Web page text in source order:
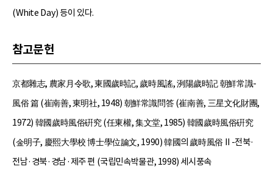
(White Day) 등이 있다.
참고문헌
京都雜志, 農家月令歌, 東國歲時記, 歲時風謠, 洌陽歲時記 朝鮮常識-
風俗 篇 (崔南善, 東明社, 1948) 朝鮮常識問答 (崔南善, 三星文化財團,
1972) 韓國歲時風俗硏究 (任東權, 集文堂, 1985) 韓國歲時風俗硏究
(金明子, 慶熙大學校 博士學位論文, 1990) 韓國의 歲時風俗Ⅱ-전북·
전남·경북·경남·제주 편 (국립민속박물관, 1998) 세시풍속